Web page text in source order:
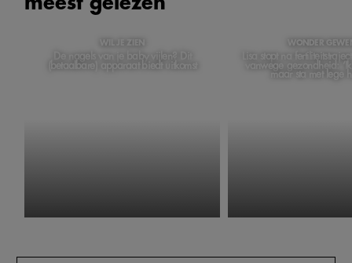
WIL JE ZIEN
De nagels van je baby vijlen? Dit
(betaalbare) apparaat biedt uitkomst
WONDER
Lisa stopt na
vanwege gezondheid:
maar sta met lege